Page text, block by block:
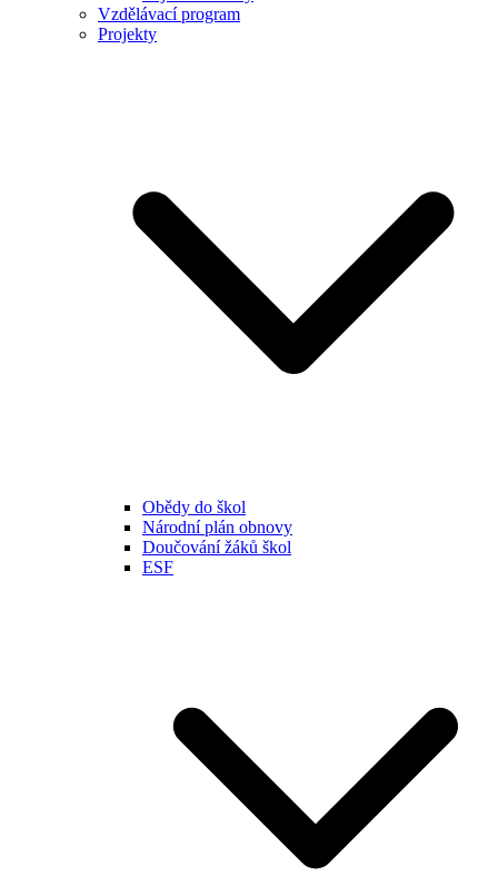
Vzdělávací program
Projekty
Obědy do škol
Národní plán obnovy
Doučování žáků škol
ESF